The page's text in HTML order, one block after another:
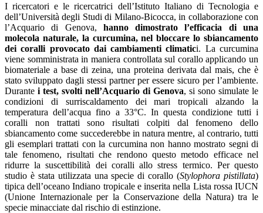
I ricercatori e le ricercatrici dell’Istituto Italiano di Tecnologia e
dell’Università degli Studi di Milano-Bicocca, in collaborazione con
l’Acquario di Genova, hanno dimostrato l’efficacia di una
molecola naturale, la curcumina, nel bloccare lo sbiancamento
dei coralli provocato dai cambiamenti climatici. La curcumina
viene somministrata in maniera controllata sul corallo applicando un
biomateriale a base di zeina, una proteina derivata dal mais, che è
stato sviluppato dagli stessi partner per essere sicuro per l’ambiente.
Durante i test, svolti nell’Acquario di Genova, si sono simulate le
condizioni di surriscaldamento dei mari tropicali alzando la
temperatura dell’acqua fino a 33°C. In questa condizione tutti i
coralli non trattati sono risultati colpiti dal fenomeno dello
sbiancamento come succederebbe in natura mentre, al contrario, tutti
gli esemplari trattati con la curcumina non hanno mostrato segni di
tale fenomeno, risultati che rendono questo metodo efficace nel
ridurre la suscettibilità dei coralli allo stress termico. Per questo
studio è stata utilizzata una specie di corallo (Stylophora pistillata)
tipica dell’oceano Indiano tropicale e inserita nella Lista rossa IUCN
(Unione Internazionale per la Conservazione della Natura) tra le
specie minacciate dal rischio di estinzione.